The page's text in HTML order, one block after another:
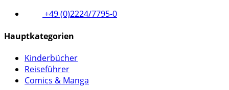
+49 (0)2224/7795-0
Hauptkategorien
Kinderbücher
Reiseführer
Comics & Manga